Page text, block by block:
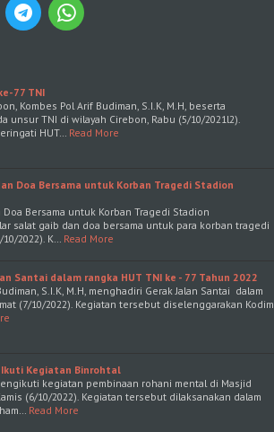
77 TNI
Kombes Pol Arif Budiman, S.I.K, M.H, beserta
unsur TNI di wilayah Cirebon, Rabu (5/10/2021l2).
HUT… Read More
Doa Bersama untuk Korban Tragedi Stadion
Bersama untuk Korban Tragedi Stadion
salat gaib dan doa bersama untuk para korban tragedi
2022). K… Read More
Santai dalam rangka HUT TNI ke - 77 Tahun 2022
S.I.K, M.H, menghadiri Gerak Jalan Santai dalam
(7/10/2022). Kegiatan tersebut diselenggarakan Kodim
Ikuti Kegiatan Binrohtal
kegiatan pembinaan rohani mental di Masjid
(6/10/2022). Kegiatan tersebut dilaksanakan dalam
Read More